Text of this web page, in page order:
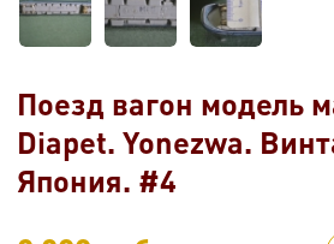
Поезд вагон модель
Diapet. Yonezwa.
Япония. #4